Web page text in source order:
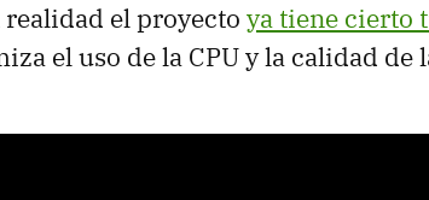
el proyecto ya tiene cierto
el uso de la CPU y la calidad de